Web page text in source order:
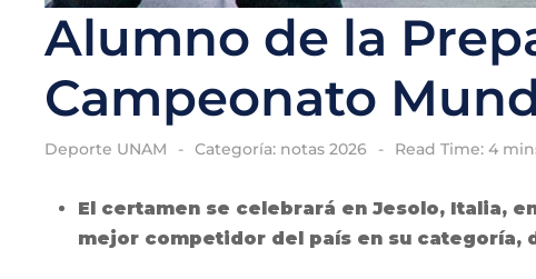
Alumno de la
Campeonato
Deporte UNAM Categoría: notas 2026 Read Time: 4
El certamen se celebrará en Jesolo, Italia,
mejor competidor del país en su categoría,